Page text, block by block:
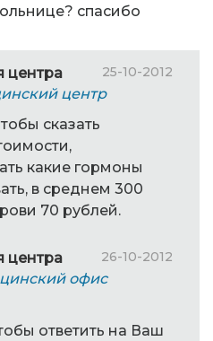
спасибо
центра 25-10-2012
центр
сказать
какие гормоны
в среднем 300
70 рублей.
центра 26-10-2012
офис
ответить на Ваш